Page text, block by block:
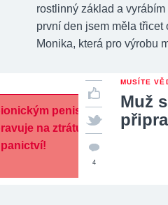
rostlinný základ a
první den jsem měla třicet
Monika, která pro výrobu
MUSÍTE
Muž
4